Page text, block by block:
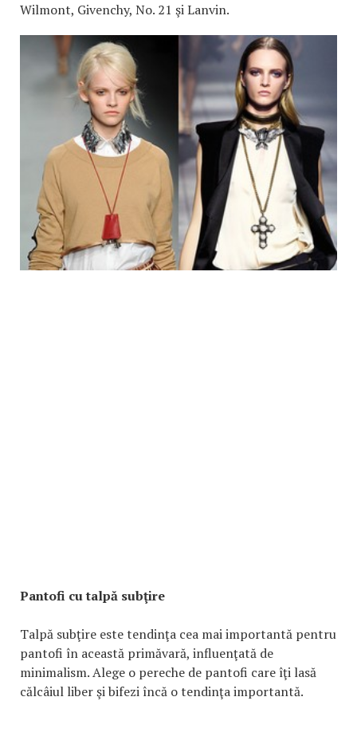
Wilmont, Givenchy, No. 21 şi Lanvin.
Pantofi cu talpă subţire
Talpă subţire este tendinţa cea mai importantă pentru
pantofi în această primăvară, influenţată de
minimalism. Alege o pereche de pantofi care îţi lasă
călcâiul liber şi bifezi încă o tendinţa importantă.